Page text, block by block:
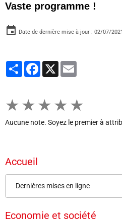
Vaste programme !
Date de dernière mise à jour : 02/07/2021
PartagerFacebook
X
★ ★ ★ ★ ★
Aucune note. Soyez le premier à
Accueil
Dernières mises en ligne
Economie et société